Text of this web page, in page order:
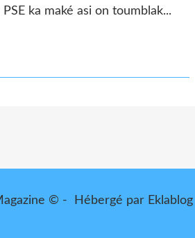
ka maké asi on toumblak...
© - Hébergé par Eklablog